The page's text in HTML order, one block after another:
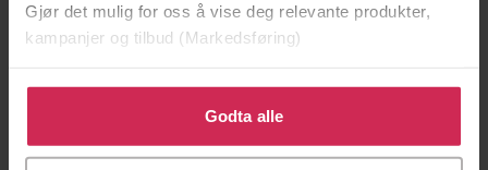
Gjør det mulig for oss å vise deg relevante produkter,
kampanjer og tilbud (Markedsføring)
Klikk på «Godta alle» for å gi oss ditt samtykke til å
bruke cookies for alle disse formålene. Du kan også
tilpasse ditt samtykke til spesifikke formål ved å klikke
Godta alle
Minnesota
Utskudd